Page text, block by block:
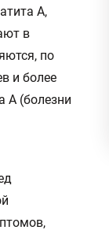
А,
в
по
и более
А (болезни